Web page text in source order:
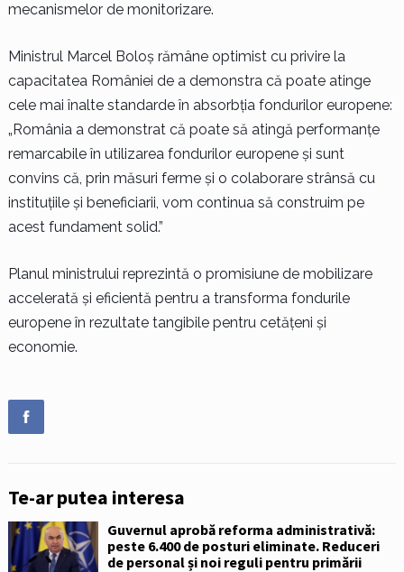
mecanismelor de monitorizare.
Ministrul Marcel Boloș rămâne optimist cu privire la
capacitatea României de a demonstra că poate atinge
cele mai înalte standarde în absorbția fondurilor europene:
„România a demonstrat că poate să atingă performanțe
remarcabile în utilizarea fondurilor europene și sunt
convins că, prin măsuri ferme și o colaborare strânsă cu
instituțiile și beneficiarii, vom continua să construim pe
acest fundament solid.”
Planul ministrului reprezintă o promisiune de mobilizare
accelerată și eficientă pentru a transforma fondurile
europene în rezultate tangibile pentru cetățeni și
economie.
Te-ar putea interesa
Guvernul aprobă reforma administrativă:
peste 6.400 de posturi eliminate. Reduceri
de personal și noi reguli pentru primării